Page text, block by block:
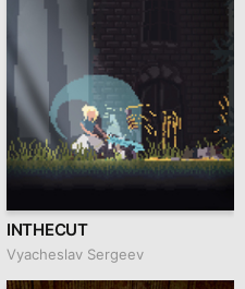
INTHECUT
Vyacheslav Sergeev